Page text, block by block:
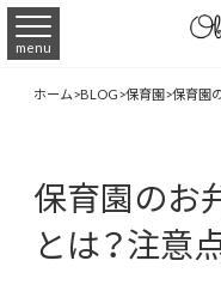
menu
ホーム>BLOG>保育園>保育園
保育園のお
とは？注意